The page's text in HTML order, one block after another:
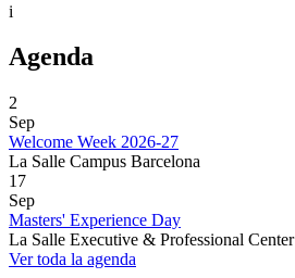
i
Agenda
2
Sep
Welcome Week 2026-27
La Salle Campus Barcelona
17
Sep
Masters' Experience Day
La Salle Executive & Professional Center
Ver toda la agenda